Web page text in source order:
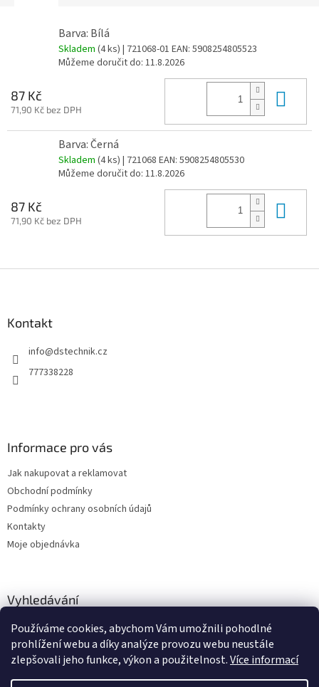
Používáme cookies, abychom Vám umožnili pohodlné
prohlížení webu a díky analýze provozu webu neustále
zlepšovali jeho funkce, výkon a použitelnost.Více informací
Barva: Bílá
Skladem (4 ks) | 721068-01 EAN: 5908254805523
Můžeme doručit do: 11.8.2026
87 Kč
71,90 Kč bez DPH
Barva: Černá
Skladem (4 ks) | 721068 EAN: 5908254805530
Můžeme doručit do: 11.8.2026
87 Kč
71,90 Kč bez DPH
Kontakt
info@dstechnik.cz
777338228
Informace pro vás
Jak nakupovat a reklamovat
Obchodní podmínky
Podmínky ochrany osobních údajů
Kontakty
Moje objednávka
Vyhledávání
HLEDAT